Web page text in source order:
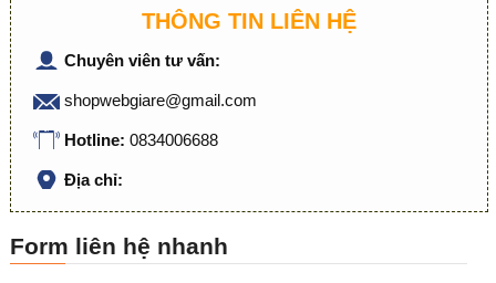
THÔNG TIN LIÊN HỆ
Chuyên viên tư vấn:
shopwebgiare@gmail.com
Hotline: 0834006688
Địa chỉ:
Form liên hệ nhanh